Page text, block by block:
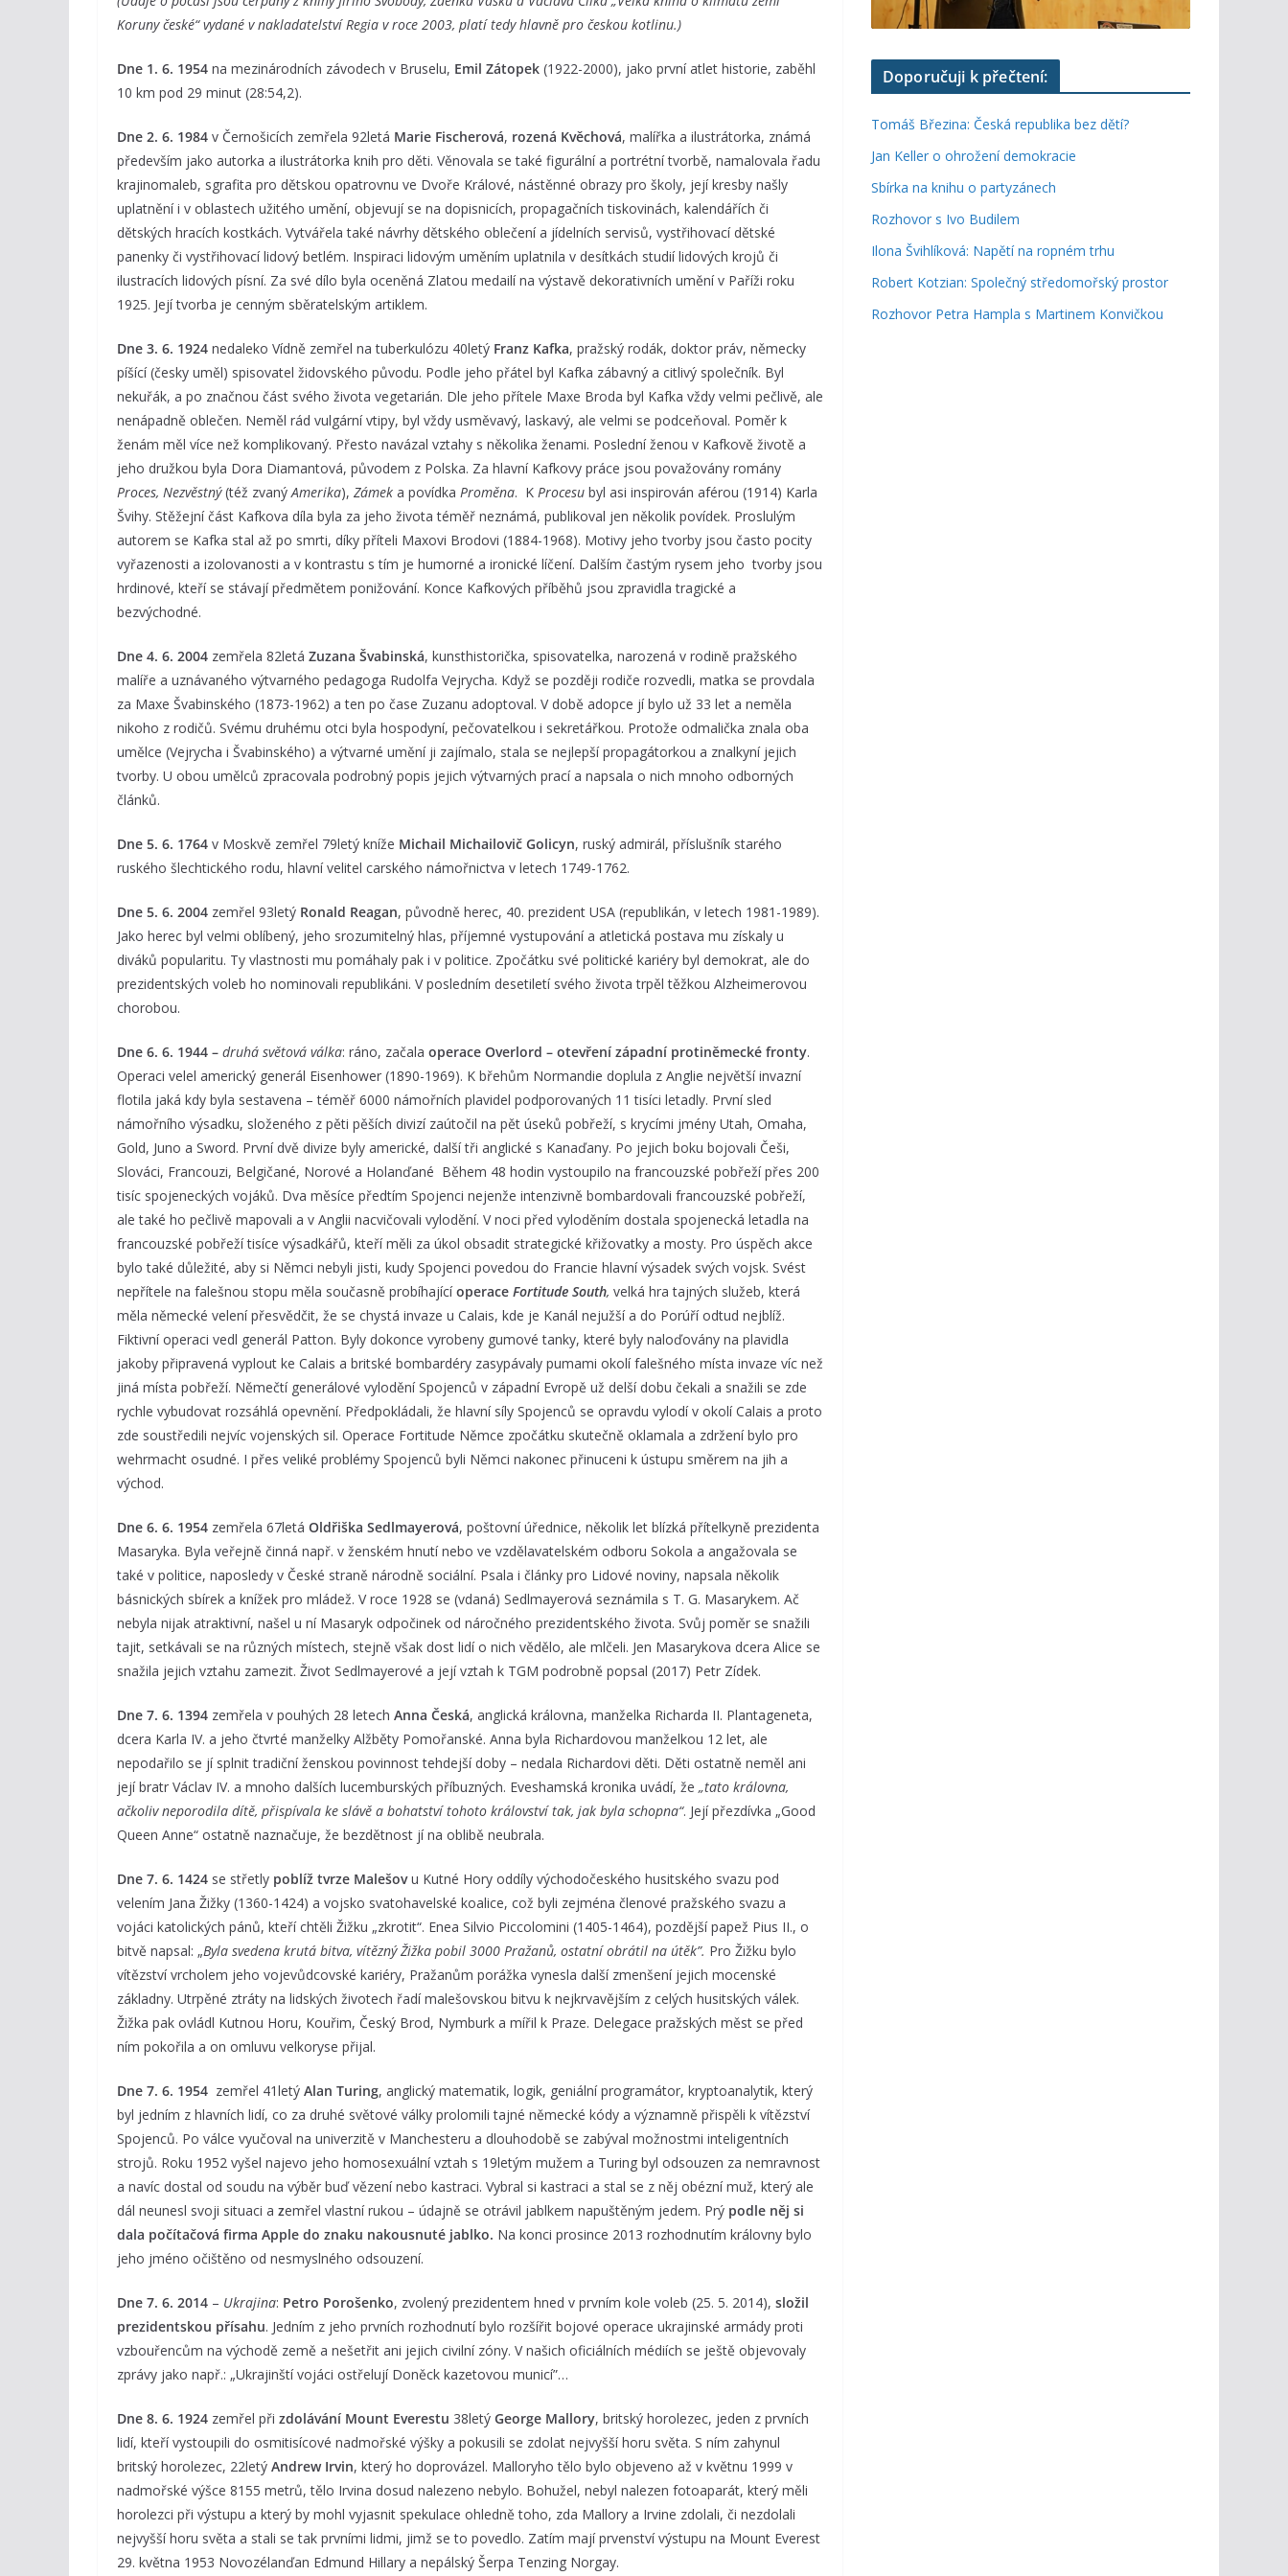
Koruny české“ vydané v nakladatelství Regia v roce 2003, platí tedy hlavně pro českou kotlinu.)
Dne 1. 6. 1954 na mezinárodních závodech v Bruselu, Emil Zátopek (1922-2000), jako první atlet historie, zaběhl
10 km pod 29 minut (28:54,2).
Dne 2. 6. 1984 v Černošicích zemřela 92letá Marie Fischerová, rozená Kvěchová, malířka a ilustrátorka, známá
především jako autorka a ilustrátorka knih pro děti. Věnovala se také figurální a portrétní tvorbě, namalovala řadu
krajinomaleb, sgrafita pro dětskou opatrovnu ve Dvoře Králové, nástěnné obrazy pro školy, její kresby našly
uplatnění i v oblastech užitého umění, objevují se na dopisnicích, propagačních tiskovinách, kalendářích či
dětských hracích kostkách. Vytvářela také návrhy dětského oblečení a jídelních servisů, vystřihovací dětské
panenky či vystřihovací lidový betlém. Inspiraci lidovým uměním uplatnila v desítkách studií lidových krojů či
ilustracích lidových písní. Za své dílo byla oceněná Zlatou medailí na výstavě dekorativních umění v Paříži roku
1925. Její tvorba je cenným sběratelským artiklem.
Dne 3. 6. 1924 nedaleko Vídně zemřel na tuberkulózu 40letý Franz Kafka, pražský rodák, doktor práv, německy
píšící (česky uměl) spisovatel židovského původu. Podle jeho přátel byl Kafka zábavný a citlivý společník. Byl
nekuřák, a po značnou část svého života vegetarián. Dle jeho přítele Maxe Broda byl Kafka vždy velmi pečlivě, ale
nenápadně oblečen. Neměl rád vulgární vtipy, byl vždy usměvavý, laskavý, ale velmi se podceňoval. Poměr k
ženám měl více než komplikovaný. Přesto navázal vztahy s několika ženami. Poslední ženou v Kafkově životě a
jeho družkou byla Dora Diamantová, původem z Polska. Za hlavní Kafkovy práce jsou považovány romány
Proces, Nezvěstný(též zvanýAmerika), Zámek a povídka Proměna. K Procesu byl asi inspirován aférou (1914) Karla
Švihy. Stěžejní část Kafkova díla byla za jeho života téměř neznámá, publikoval jen několik povídek. Proslulým
autorem se Kafka stal až po smrti, díky příteli Maxovi Brodovi (1884-1968). Motivy jeho tvorby jsou často pocity
vyřazenosti a izolovanosti a v kontrastu s tím je humorné a ironické líčení. Dalším častým rysem jeho tvorby jsou
hrdinové, kteří se stávají předmětem ponižování. Konce Kafkových příběhů jsou zpravidla tragické a
bezvýchodné.
Dne 4. 6. 2004 zemřela 82letá Zuzana Švabinská, kunsthistorička, spisovatelka, narozená v rodině pražského
malíře a uznávaného výtvarného pedagoga Rudolfa Vejrycha. Když se později rodiče rozvedli, matka se provdala
za Maxe Švabinského (1873-1962) a ten po čase Zuzanu adoptoval. V době adopce jí bylo už 33 let a neměla
nikoho z rodičů. Svému druhému otci byla hospodyní, pečovatelkou i sekretářkou. Protože odmalička znala oba
umělce (Vejrycha i Švabinského) a výtvarné umění ji zajímalo, stala se nejlepší propagátorkou a znalkyní jejich
tvorby. U obou umělců zpracovala podrobný popis jejich výtvarných prací a napsala o nich mnoho odborných
článků.
Dne 5. 6. 1764 v Moskvě zemřel 79letý kníže Michail Michailovič Golicyn, ruský admirál, příslušník starého
ruského šlechtického rodu, hlavní velitel carského námořnictva v letech 1749-1762.
Dne 5. 6. 2004 zemřel 93letý Ronald Reagan, původně herec, 40. prezident USA (republikán, v letech 1981-1989).
Jako herec byl velmi oblíbený, jeho srozumitelný hlas, příjemné vystupování a atletická postava mu získaly u
diváků popularitu. Ty vlastnosti mu pomáhaly pak i v politice. Zpočátku své politické kariéry byl demokrat, ale do
prezidentských voleb ho nominovali republikáni. V posledním desetiletí svého života trpěl těžkou Alzheimerovou
chorobou.
Dne 6. 6. 1944 – druhá světová válka: ráno, začala operace Overlord – otevření západní protiněmecké fronty.
Operaci velel americký generál Eisenhower (1890-1969). K břehům Normandie doplula z Anglie největší invazní
flotila jaká kdy byla sestavena – téměř 6000 námořních plavidel podporovaných 11 tisíci letadly. První sled
námořního výsadku, složeného z pěti pěších divizí zaútočil na pět úseků pobřeží, s krycími jmény Utah, Omaha,
Gold, Juno a Sword. První dvě divize byly americké, další tři anglické s Kanaďany. Po jejich boku bojovali Češi,
Slováci, Francouzi, Belgičané, Norové a Holanďané Během 48 hodin vystoupilo na francouzské pobřeží přes 200
tisíc spojeneckých vojáků. Dva měsíce předtím Spojenci nejenže intenzivně bombardovali francouzské pobřeží,
ale také ho pečlivě mapovali a v Anglii nacvičovali vylodění. V noci před vyloděním dostala spojenecká letadla na
francouzské pobřeží tisíce výsadkářů, kteří měli za úkol obsadit strategické křižovatky a mosty. Pro úspěch akce
bylo také důležité, aby si Němci nebyli jisti, kudy Spojenci povedou do Francie hlavní výsadek svých vojsk. Svést
nepřítele na falešnou stopu měla současně probíhajícíoperace Fortitude South, velká hra tajných služeb, která
měla německé velení přesvědčit, že se chystá invaze u Calais, kde je Kanál nejužší a do Porúří odtud nejblíž.
Fiktivní operaci vedl generál Patton. Byly dokonce vyrobeny gumové tanky, které byly naloďovány na plavidla
jakoby připravená vyplout ke Calais a britské bombardéry zasypávaly pumami okolí falešného místa invaze víc než
jiná místa pobřeží. Němečtí generálové vylodění Spojenců v západní Evropě už delší dobu čekali a snažili se zde
rychle vybudovat rozsáhlá opevnění. Předpokládali, že hlavní síly Spojenců se opravdu vylodí v okolí Calais a proto
zde soustředili nejvíc vojenských sil. Operace Fortitude Němce zpočátku skutečně oklamala a zdržení bylo pro
wehrmacht osudné. I přes veliké problémy Spojenců byli Němci nakonec přinuceni k ústupu směrem na jih a
východ.
Dne 6. 6. 1954 zemřela 67letá Oldřiška Sedlmayerová, poštovní úřednice, několik let blízká přítelkyně prezidenta
Masaryka. Byla veřejně činná např. v ženském hnutí nebo ve vzdělavatelském odboru Sokola a angažovala se
také v politice, naposledy v České straně národně sociální. Psala i články pro Lidové noviny, napsala několik
básnických sbírek a knížek pro mládež. V roce 1928 se (vdaná) Sedlmayerová seznámila s T. G. Masarykem. Ač
nebyla nijak atraktivní, našel u ní Masaryk odpočinek od náročného prezidentského života. Svůj poměr se snažili
tajit, setkávali se na různých místech, stejně však dost lidí o nich vědělo, ale mlčeli. Jen Masarykova dcera Alice se
snažila jejich vztahu zamezit. Život Sedlmayerové a její vztah k TGM podrobně popsal (2017) Petr Zídek.
Dne 7. 6. 1394 zemřela v pouhých 28 letech Anna Česká, anglická královna, manželka Richarda II. Plantageneta,
dcera Karla IV. a jeho čtvrté manželky Alžběty Pomořanské. Anna byla Richardovou manželkou 12 let, ale
nepodařilo se jí splnit tradiční ženskou povinnost tehdejší doby – nedala Richardovi děti. Děti ostatně neměl ani
její bratr Václav IV. a mnoho dalších lucemburských příbuzných. Eveshamská kronika uvádí, že „tato královna,
ačkoliv neporodila dítě, přispívala ke slávě a bohatství tohoto království tak, jak byla schopna“. Její přezdívka „Good
Queen Anne“ ostatně naznačuje, že bezdětnost jí na oblibě neubrala.
Dne 7. 6. 1424 se střetly poblíž tvrze Malešovu Kutné Hory oddíly východočeského husitského svazu pod
velením Jana Žižky (1360-1424) a vojsko svatohavelské koalice, což byli zejména členové pražského svazu a
vojáci katolických pánů, kteří chtěli Žižku „zkrotit“. Enea Silvio Piccolomini (1405-1464), pozdější papež Pius II., o
bitvě napsal: „Byla svedena krutá bitva, vítězný Žižka pobil 3000 Pražanů, ostatní obrátil na útěk”. Pro Žižku bylo
vítězství vrcholem jeho vojevůdcovské kariéry, Pražanům porážka vynesla další zmenšení jejich mocenské
základny. Utrpěné ztráty na lidských životech řadí malešovskou bitvu k nejkrvavějším z celých husitských válek.
Žižka pak ovládl Kutnou Horu, Kouřim, Český Brod, Nymburk a mířil k Praze. Delegace pražských měst se před
ním pokořila a on omluvu velkoryse přijal.
Dne 7. 6. 1954 zemřel 41letý Alan Turing, anglický matematik, logik, geniální programátor, kryptoanalytik, který
byl jedním z hlavních lidí, co za druhé světové války prolomili tajné německé kódy a významně přispěli k vítězství
Spojenců. Po válce vyučoval na univerzitě v Manchesteru a dlouhodobě se zabýval možnostmi inteligentních
strojů. Roku 1952 vyšel najevo jeho homosexuální vztah s 19letým mužem a Turing byl odsouzen za nemravnost
a navíc dostal od soudu na výběr buď vězení nebo kastraci. Vybral si kastraci a stal se z něj obézní muž, který ale
dál neunesl svoji situaci a zemřel vlastní rukou – údajně se otrávil jablkem napuštěným jedem. Prý podle něj si
dala počítačová firma Apple do znaku nakousnuté jablko. Na konci prosince 2013 rozhodnutím královny bylo
jeho jméno očištěno od nesmyslného odsouzení.
Dne 7. 6. 2014 – Ukrajina: Petro Porošenko, zvolený prezidentem hned v prvním kole voleb (25. 5. 2014), složil
prezidentskou přísahu. Jedním z jeho prvních rozhodnutí bylo rozšířit bojové operace ukrajinské armády proti
vzbouřencům na východě země a nešetřit ani jejich civilní zóny. V našich oficiálních médiích se ještě objevovaly
zprávy jako např.: „Ukrajinští vojáci ostřelují Doněck kazetovou municí”…
Dne 8. 6. 1924 zemřel při zdolávání Mount Everestu 38letý George Mallory, britský horolezec, jeden z prvních
lidí, kteří vystoupili do osmitisícové nadmořské výšky a pokusili se zdolat nejvyšší horu světa. S ním zahynul
britský horolezec, 22letý Andrew Irvin, který ho doprovázel. Malloryho tělo bylo objeveno až v květnu 1999 v
nadmořské výšce 8155 metrů, tělo Irvina dosud nalezeno nebylo. Bohužel, nebyl nalezen fotoaparát, který měli
horolezci při výstupu a který by mohl vyjasnit spekulace ohledně toho, zda Mallory a Irvine zdolali, či nezdolali
nejvyšší horu světa a stali se tak prvními lidmi, jimž se to povedlo. Zatím mají prvenství výstupu na Mount Everest
29. května 1953 Novozélanďan Edmund Hillary a nepálský Šerpa Tenzing Norgay.
Doporučuji k přečtení:
Tomáš Březina: Česká republika bez dětí?
Jan Keller o ohrožení demokracie
Sbírka na knihu o partyzánech
Rozhovor s Ivo Budilem
Ilona Švihlíková: Napětí na ropném trhu
Robert Kotzian: Společný středomořský prostor
Rozhovor Petra Hampla s Martinem Konvičkou